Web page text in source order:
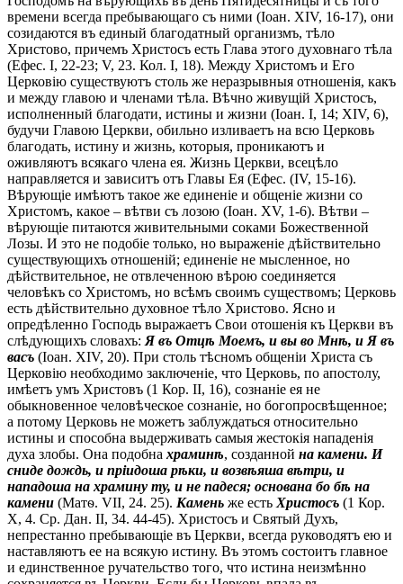
времени всегда пребывающаго съ ними (Іоан. XIV, 16-17), они
созидаются въ единый благодатный организмъ, тѣло
Христово, причемъ Христосъ есть Глава этого духовнаго тѣла
(Ефес. I, 22-23; V, 23. Кол. I, 18). Между Христомъ и Его
Церковію существуютъ столь же неразрывныя отношенія, какъ
и между главою и членами тѣла. Вѣчно живущій Христосъ,
исполненный благодати, истины и жизни (Іоан. I, 14; XIV, 6),
будучи Главою Церкви, обильно изливаетъ на всю Церковь
благодать, истину и жизнь, которыя, проникаютъ и
оживляютъ всякаго члена ея. Жизнь Церкви, всецѣло
направляется и зависитъ отъ Главы Ея (Ефес. (IV, 15-16).
Вѣрующіе имѣютъ такое же единеніе и общеніе жизни со
Христомъ, какое – вѣтви съ лозою (Іоан. XV, 1-6). Вѣтви –
вѣрующіе питаются живительными соками Божественной
Лозы. И это не подобіе только, но выраженіе дѣйствительно
существующихъ отношеній; единеніе не мысленное, но
дѣйствительное, не отвлеченною вѣрою соединяется
человѣкъ со Христомъ, но всѣмъ своимъ существомъ; Церковь
есть дѣйствительно духовное тѣло Христово. Ясно и
опредѣленно Господь выражаетъ Свои отошенія къ Церкви въ
слѣдующихъ словахъ: Я въ Отцѣ Моемъ, и вы во Мнѣ, и Я въ
васъ (Іоан. XIV, 20). При столь тѣсномъ общеніи Христа съ
Церковію необходимо заключеніе, что Церковь, по апостолу,
имѣетъ умъ Христовъ (1 Кор. II, 16), сознаніе ея не
обыкновенное человѣческое сознаніе, но богопросвѣщенное;
а потому Церковь не можетъ заблуждаться относительно
истины и способна выдерживать самыя жестокія нападенія
духа злобы. Она подобна храминѣ, созданной на камени. И
сниде дождь, и пріидоша рѣки, и возвѣяша вѣтри, и
нападоша на храмину ту, и не падеся; основана бо бѣ на
камени (Матѳ. VII, 24. 25). Камень же есть Христосъ (1 Кор.
X, 4. Ср. Дан. II, 34. 44-45). Христосъ и Святый Духъ,
непрестанно пребывающіе въ Церкви, всегда руководятъ ею и
наставляютъ ее на всякую истину. Въ этомъ состоитъ главное
и единственное ручательство того, что истина неизмѣнно